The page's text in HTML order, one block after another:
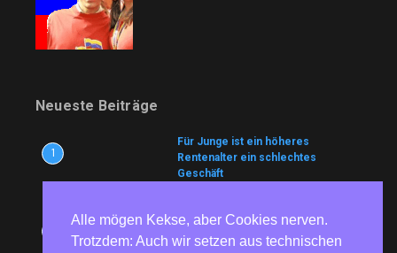
Neueste Beiträge
1
Für Junge ist ein höheres
Rentenalter ein schlechtes
Geschäft
UN arbeiten an Treibstoff-
Nothilfeplan für Kuba
Alle mögen Kekse, aber Cookies nerven.
Trotzdem: Auch wir setzen aus technischen